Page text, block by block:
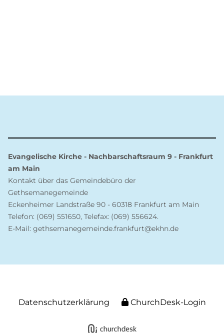
Evangelische Kirche - Nachbarschaftsraum 9 - Frankfurt
am Main
Kontakt über das Gemeindebüro der
Gethsemanegemeinde
Eckenheimer Landstraße 90 - 60318 Frankfurt am Main
Telefon: (069) 551650, Telefax: (069) 556624.
E-Mail: gethsemanegemeinde.frankfurt@ekhn.de
Datenschutzerklärung ChurchDesk-Login